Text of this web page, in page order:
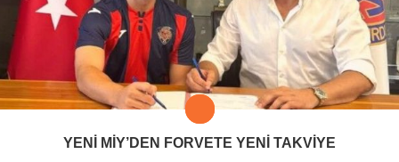
YENİ MİY’DEN FORVETE YENİ TAKVİYE